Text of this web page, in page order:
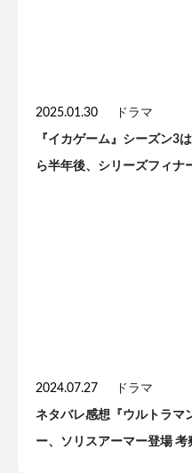
2025.01.30 ドラマ
『イカゲーム』シーズン3
ら半年後、シリーズフィナ
2024.07.27 ドラマ
ネタバレ感想『ウルトラマ
ー、ソリスアーマー登場 考